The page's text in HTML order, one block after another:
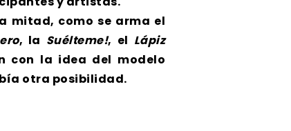
mitad, como se arma el
, la Suélteme!, el Lápiz
con la idea del modelo
otra posibilidad.